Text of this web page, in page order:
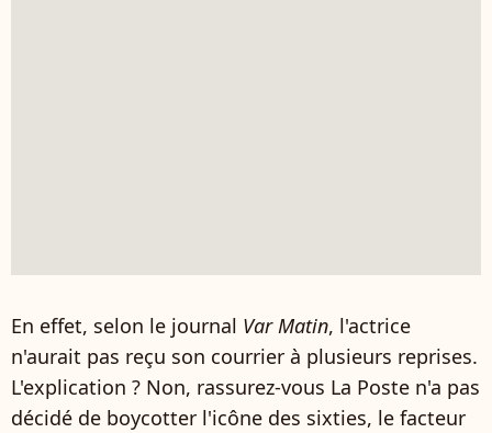
En effet, selon le journal Var Matin, l'actrice
n'aurait pas reçu son courrier à plusieurs reprises.
L'explication ? Non, rassurez-vous La Poste n'a pas
décidé de boycotter l'icône des sixties, le facteur